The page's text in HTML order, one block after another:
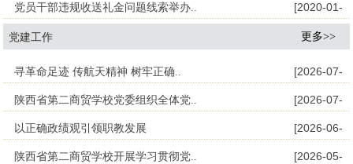
13]
党员干部违规收送礼金问题线索举办.. [2020-01-
06]
党建工作 更多>>
寻革命足迹 传航天精神 树牢正确.. [2026-07-
09]
陕西省第二商贸学校党委组织全体党.. [2026-07-
01]
以正确政绩观引领职教发展 [2026-06-
25]
陕西省第二商贸学校开展学习贯彻党.. [2026-05-